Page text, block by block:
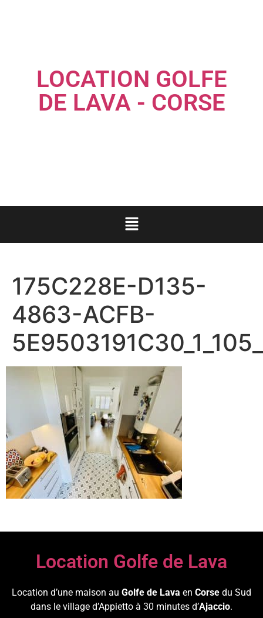
LOCATION GOLFE
DE LAVA - CORSE
175C228E-D135-
4863-ACFB-
Location Golfe de Lava
Location d’une maison au Golfe de Lava en Corse du Sud
dans le village d’Appietto à 30 minutes d’Ajaccio.